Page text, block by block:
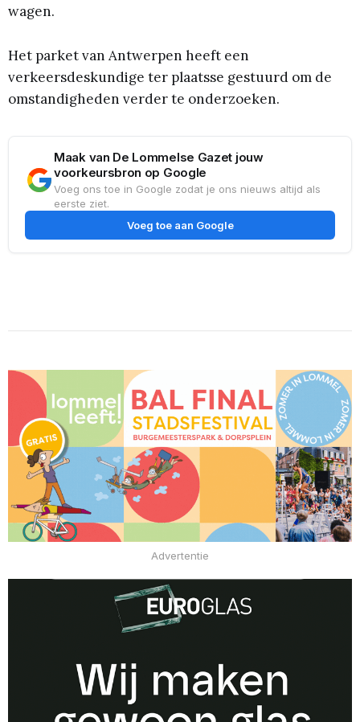
wagen.
Het parket van Antwerpen heeft een
verkeersdeskundige ter plaatsse gestuurd om de
omstandigheden verder te onderzoeken.
Maak van De Lommelse Gazet jouw
voorkeursbron op Google
Voeg ons toe in Google zodat je ons nieuws altijd als
eerste ziet.
Voeg toe aan Google
Advertentie